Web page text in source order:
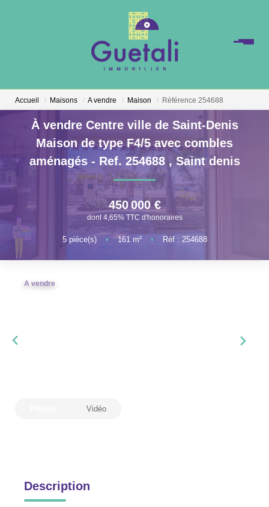
Accueil Maisons A vendre Maison Référence 254688
À vendre Centre ville de Saint-Denis
Maison de type F4/5 avec combles
aménagés - Ref. 254688 ,Saint denis
450 000 €
dont 4,65% TTC d'honoraires
5pièce(s) • 161m² • Réf : 254688
A vendre
Vidéo
Description